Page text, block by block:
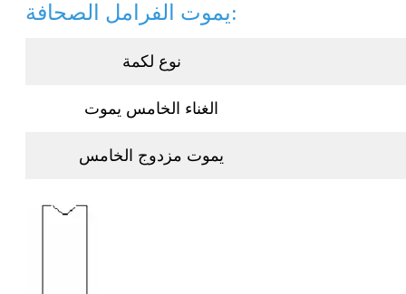
يموت الفرامل الصحافة:
نوع لكمة
الغناء الخامس يموت
يموت مزدوج الخامس